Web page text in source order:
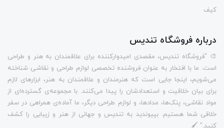
کیف
درباره فروشگاه تندیس
🎨 "فروشگاه تندیس، مقصدی امیدوارکننده برای علاقمندان به هنر و طراحی
است. ما با افتخار به عنوان فروشنده تخصصی لوازم طراحی و نقاشی شناخته
می‌شویم، اینجا جایی است که هنرمندان و علاقمندان به هنر، ابزارهای لازم
برای بیان خلاقیت و استعدادشان را پیدا می‌کنند. با مجموعه‌ی گسترده‌ای از
مواد نقاشی، پنک‌ها، مدادها، و لوازم طراحی دیگر، ما آماده‌ی همراهی در سفر
خلاقی شما هستیم. بپیوندید به تندیس و جهانی از هنر و زیبایی را کشف
کنید." 🖌️